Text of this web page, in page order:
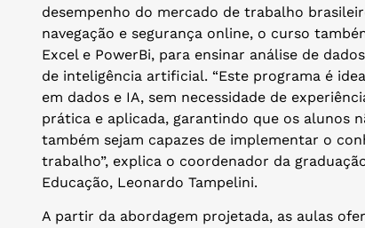
desempenho do mercado de trabalho
navegação e segurança online, o curso
Excel e PowerBi, para ensinar análise de
de inteligência artificial. “Este programa é
em dados e IA, sem necessidade de
prática e aplicada, garantindo que os alunos
também sejam capazes de implementar o
trabalho”, explica o coordenador da
Educação, Leonardo Tampelini.
A partir da abordagem projetada, as aulas